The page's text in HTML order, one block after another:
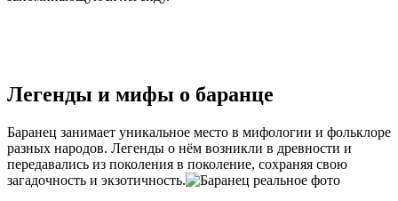
Легенды и мифы о баранце
Баранец занимает уникальное место в мифологии и фольклоре
разных народов. Легенды о нём возникли в древности и
передавались из поколения в поколение, сохраняя свою
загадочность и экзотичность.